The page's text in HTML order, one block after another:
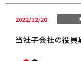
2022/12/20
当社子会社の役